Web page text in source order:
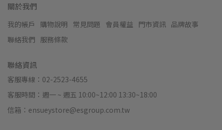
關於我們
我的帳戶 購物說明 常見問題 會員權益 門市資訊 品牌故事
聯絡我們 服務條款
聯絡資訊
客服專線：02-2523-4655
客服時間：週一 ~ 週五 10:00~12:00 13:30~18:00
信箱：ensueystore@esgroup.com.tw